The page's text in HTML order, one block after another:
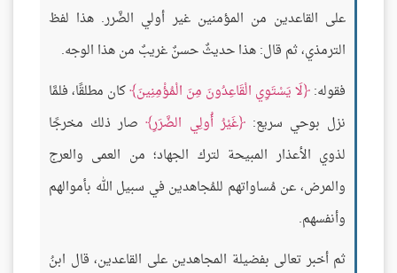
على القاعدين من المؤمنين غير أولي الضَّرر. هذا لفظ
الترمذي، ثم قال: هذا حديثٌ حسنٌ غريبٌ من هذا الوجه.
فقوله: لَا يَسْتَوِي الْقَاعِدُونَ مِنَ الْمُؤْمِنِينَ كان مطلقًا، فلمَّا
نزل بوحي سريع: غَيْرُ أُولِي الضَّرَرِ صار ذلك مخرجًا
لذوي الأعذار المبيحة لترك الجهاد؛ من العمى والعرج
والمرض، عن مُساواتهم للمُجاهدين في سبيل الله بأموالهم
وأنفسهم.
ثم أخبر تعالى بفضيلة المجاهدين على القاعدين، قال ابنُ